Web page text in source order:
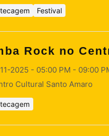
Festival
Rock no
2025 - 05:00 PM - 09:00
Cultural Santo Amaro